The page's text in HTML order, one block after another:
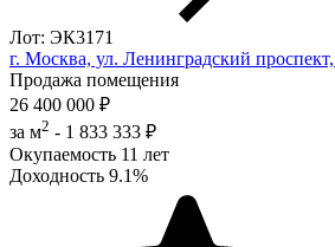
Лот: ЭК3171
г. Москва, ул. Ленинградский
Продажа помещения
26 400 000 ₽
за м2 - 1 833 333 ₽
Окупаемость 11 лет
Доходность 9.1%